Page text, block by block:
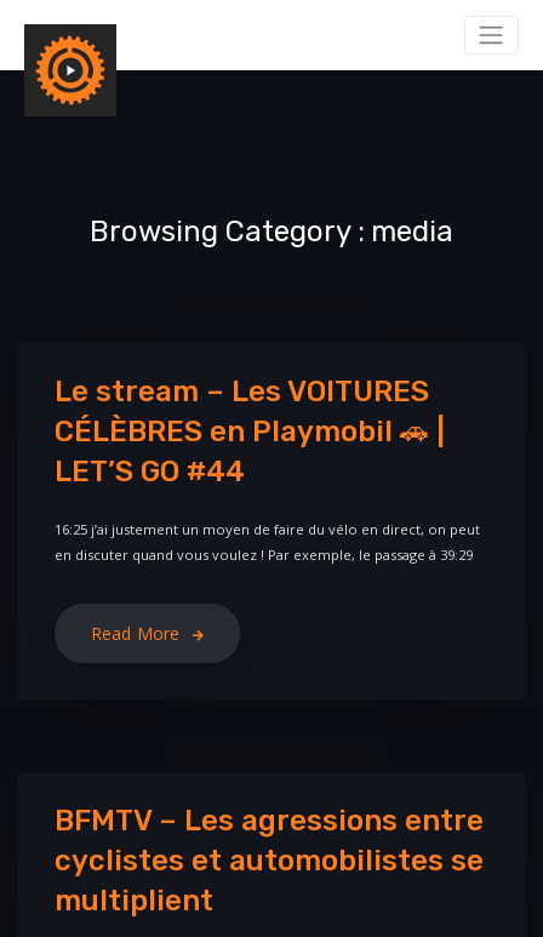
Browsing Category media
Le stream – Les VOITURES
CÉLÈBRES en Playmobil 🚗 |
LET’S GO #44
16:25 j’ai justement un moyen de faire du vélo en direct, on peut
en discuter quand vous voulez ! Par exemple, le passage à 39:29
Read More
BFMTV – Les agressions entre
cyclistes et automobilistes se
multiplient